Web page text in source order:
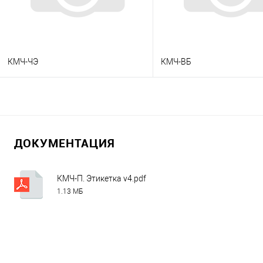
КМЧ-ЧЭ
В избранное
Под заказ
КМЧ-ВБ
ДОКУМЕНТАЦИЯ
КМЧ-П. Этикетка v4.pdf
1.13 МБ